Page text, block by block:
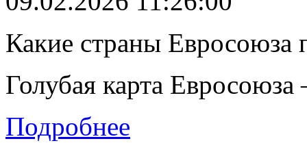
Какие страны Евросоюза
Голубая карта Евросоюза
Подробнее